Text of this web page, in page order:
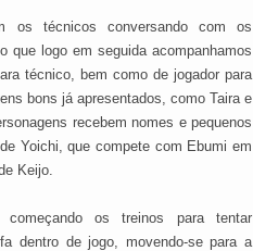
os técnicos conversando com os
que logo em seguida acompanhamos
técnico, bem como de jogador para
bons já apresentados, como Taira e
recebem nomes e pequenos
Yoichi, que compete com Ebumi em
Keijo.
começando os treinos para tentar
dentro de jogo, movendo-se para a